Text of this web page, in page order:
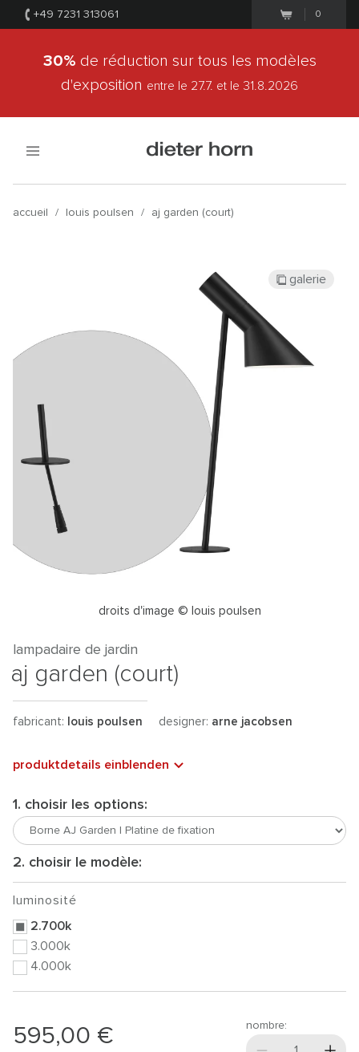
+49 7231 313061 0
30% de réduction sur tous les modèles
d'exposition entre le 27.7. et le 31.8.2026
accueil / louis poulsen / aj garden (court)
droits d'image © louis poulsen
galerie
lampadaire de jardin
aj garden (court)
fabricant: louis poulsen designer: arne jacobsen
produktdetails einblenden
1. choisir les options:
2. choisir le modèle:
luminosité
2.700k
3.000k
4.000k
595,00 € nombre: